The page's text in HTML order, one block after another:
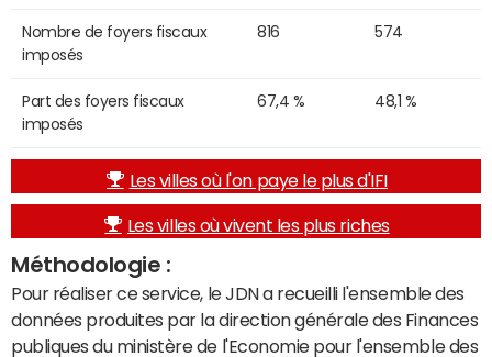
Nombre de foyers fiscaux
imposés
816 574
Part des foyers fiscaux
imposés
67,4 % 48,1 %
Les villes où l'on paye le plus d'IFI
Les villes où vivent les plus riches
Méthodologie :
Pour réaliser ce service, le JDN a recueilli l'ensemble des
données produites par la direction générale des Finances
publiques du ministère de l'Economie pour l'ensemble des